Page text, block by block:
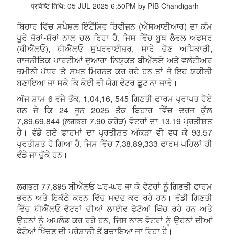
प्रविष्टि तिथि: 05 JUL 2025 6:50PM by PIB Chandigarh
ਬਿਹਾਰ ਵਿੱਚ ਸਪੈਸ਼ਲ ਇੰਟੈਂਸਿਵ ਰਿਵੀਜ਼ਨ (ਐੱਸਆਈਆਰ) ਦਾ ਕੰਮ
ਪੂਰੇ ਜ਼ੋਰਾਂ-ਸ਼ੋਰਾਂ ਨਾਲ ਚਲ ਰਿਹਾ ਹੈ, ਜਿਸ ਵਿੱਚ ਬੂਥ ਲੈਵਲ ਅਫਸਰ
(ਬੀਐੱਲਓ), ਬੀਐੱਲਓ ਸੁਪਰਵਾਈਜ਼ਰ, ਸਾਰੇ ਚੋਣ ਅਧਿਕਾਰੀ,
ਰਾਜਨੀਤਿਕ ਪਾਰਟੀਆਂ ਦੁਆਰਾ ਨਿਯੁਕਤ ਬੀਐੱਲਏ ਅਤੇ ਵਲੰਟੀਅਰ
ਜ਼ਮੀਨੀ ਪੱਧਰ 'ਤੇ ਸਖ਼ਤ ਮਿਹਨਤ ਕਰ ਰਹੇ ਹਨ ਤਾਂ ਜੋ ਇਹ ਯਕੀਨੀ
ਬਣਾਇਆ ਜਾ ਸਕੇ ਕਿ ਕੋਈ ਵੀ ਯੋਗ ਵੋਟਰ ਛੂਟ ਨਾ ਜਾਵੇ।
ਅੱਜ ਸ਼ਾਮ 6 ਵਜੇ ਤੱਕ, 1,04,16, 545 ਗਿਣਤੀ ਫਾਰਮ ਪ੍ਰਾਪਤ ਹੋਏ
ਹਨ ਜੋ ਕਿ 24 ਜੂਨ 2025 ਤੱਕ ਬਿਹਾਰ ਵਿੱਚ ਦਰਜ ਕੁੱਲ
7,89,69,844 (ਲਗਭਗ 7.90 ਕਰੋੜ) ਵੋਟਰਾਂ ਦਾ 13.19 ਪ੍ਰਤੀਸ਼ਤ
ਹੈ। ਵੰਡੇ ਗਏ ਫਾਰਮਾਂ ਦਾ ਪ੍ਰਤੀਸ਼ਤ ਅੰਕੜਾ ਵੀ ਵਧ ਕੇ 93.57
ਪ੍ਰਤੀਸ਼ਤ ਹੋ ਗਿਆ ਹੈ, ਜਿਸ ਵਿੱਚ 7,38,89,333 ਫਾਰਮ ਪਹਿਲਾਂ ਹੀ
ਵੰਡੇ ਜਾ ਚੁੱਕੇ ਹਨ।
ਲਗਭਗ 77,895 ਬੀਐੱਲਓ ਘਰ-ਘਰ ਜਾ ਕੇ ਵੋਟਰਾਂ ਨੂੰ ਗਿਣਤੀ ਫਾਰਮ
ਭਰਨ ਅਤੇ ਇਕੱਠੇ ਕਰਨ ਵਿੱਚ ਮਦਦ ਕਰ ਰਹੇ ਹਨ। ਵੱਡੀ ਗਿਣਤੀ
ਵਿੱਚ ਬੀਐੱਲਓ ਵੋਟਰਾਂ ਦੀਆਂ ਲਾਈਵ ਫੋਟੋਆਂ ਖਿੱਚ ਰਹੇ ਹਨ ਅਤੇ
ਉਹਨਾਂ ਨੂੰ ਅਪਲੋਡ ਕਰ ਰਹੇ ਹਨ, ਜਿਸ ਨਾਲ ਵੋਟਰਾਂ ਨੂੰ ਉਹਨਾਂ ਦੀਆਂ
ਫੋਟੋਆਂ ਖਿੱਚਣ ਦੀ ਪਰੇਸ਼ਾਨੀ ਤੋਂ ਬਚਾਇਆ ਜਾ ਰਿਹਾ ਹੈ।